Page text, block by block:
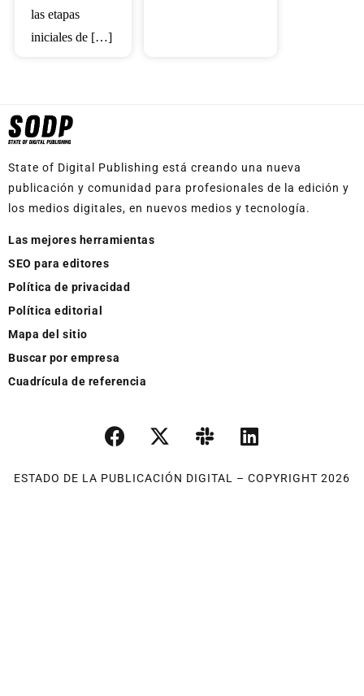
las etapas
iniciales de […]
State of Digital Publishing está creando una nueva
publicación y comunidad para profesionales de la edición y
los medios digitales, en nuevos medios y tecnología.
Las mejores herramientas
SEO para editores
Política de privacidad
Política editorial
Mapa del sitio
Buscar por empresa
Cuadrícula de referencia
ESTADO DE LA PUBLICACIÓN DIGITAL – COPYRIGHT 2026